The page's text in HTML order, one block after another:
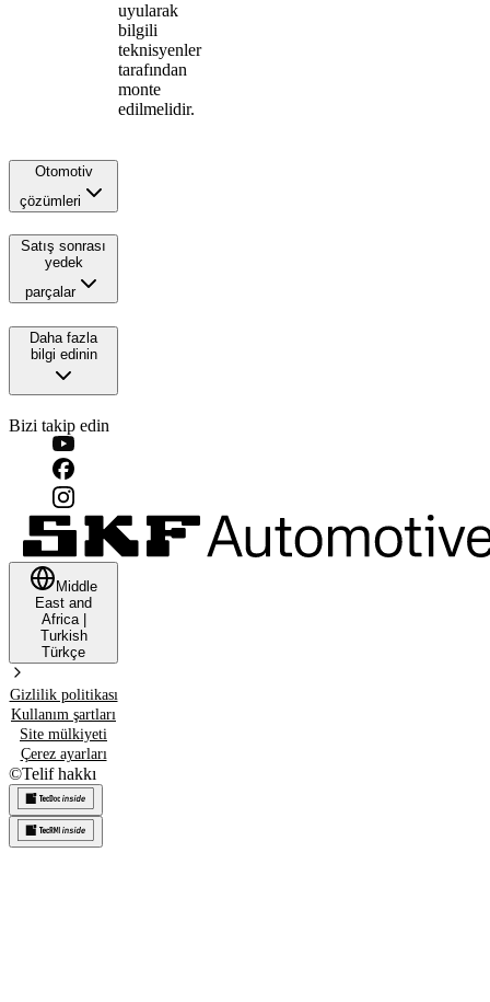
uyularak
bilgili
teknisyenler
tarafından
monte
edilmelidir.
Otomotiv
çözümleri
Satış sonrası
yedek
parçalar
Daha fazla
bilgi edinin
Bizi takip edin
Middle
East and
Africa|
Turkish
Türkçe
Gizlilik politikası
Kullanım şartları
Site mülkiyeti
Çerez ayarları
©Telif hakkı